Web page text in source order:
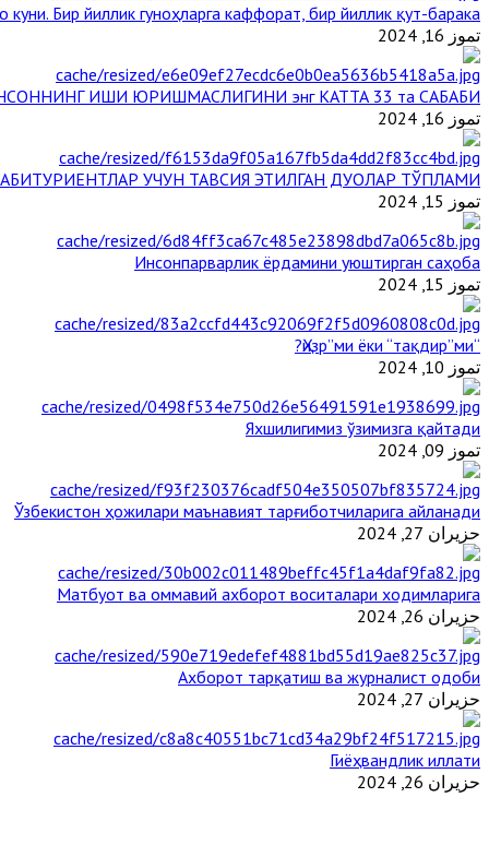
Бир йиллик гуноҳларга каффорат, бир йиллик қут-барака
تموز 16, 2024
ИШИ ЮРИШМАСЛИГИНИ энг КАТТА 33 та САБАБИ
تموز 16, 2024
АБИТУРИЕНТЛАР УЧУН ТАВСИЯ ЭТИЛГАН ДУОЛАР ТЎПЛАМИ
تموز 15, 2024
Инсонпарварлик ёрдамини уюштирган саҳоба
تموز 15, 2024
“Ҳизр”ми ёки “тақдир”ми?
تموز 10, 2024
Яхшилигимиз ўзимизга қайтади
تموز 09, 2024
Ўзбекистон ҳожилари маънавият тарғиботчиларига айланади
حزيران 27, 2024
Матбуот ва оммавий ахборот воситалари ходимларига
حزيران 26, 2024
Ахборот тарқатиш ва журналист одоби
حزيران 27, 2024
Гиёҳвандлик иллати
حزيران 26, 2024